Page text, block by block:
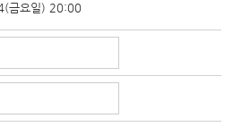
금요일) 20:00